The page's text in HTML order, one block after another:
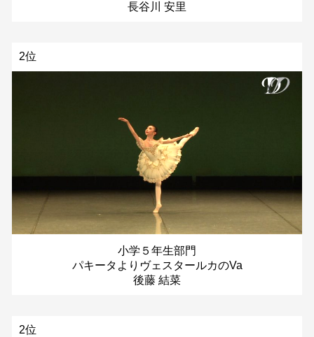
長谷川 安里
2位
小学５年生部門
パキータよりヴェスタールカのVa
後藤 結菜
2位